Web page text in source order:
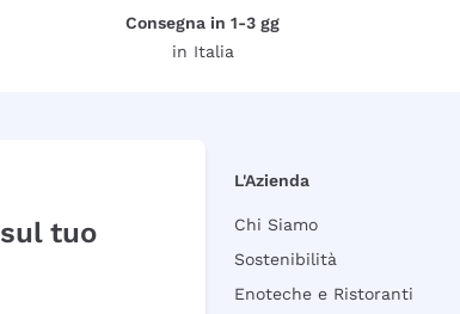
Consegna in 1-3 gg
in Italia
sul tuo
L'Azienda
Chi Siamo
Sostenibilità
Enoteche e Ristoranti